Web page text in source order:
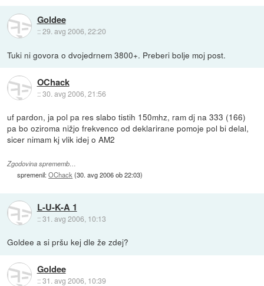
Goldee
::29. avg 2006, 22:20
Tuki ni govora o dvojedrnem 3800+. Preberi bolje moj post.
OChack
::30. avg 2006, 21:56
uf pardon, ja pol pa res slabo tistih 150mhz, ram dj na 333 (166)
pa bo oziroma nižjo frekvenco od deklarirane pomoje pol bi delal,
sicer nimam kj vlik idej o AM2
Zgodovina sprememb…
spremenil:OChack(30. avg 2006 ob 22:03)
L-U-K-A 1
::31. avg 2006, 10:13
Goldee a si pršu kej dle že zdej?
Goldee
::31. avg 2006, 10:39